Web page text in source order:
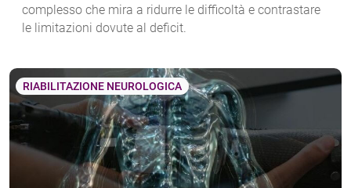
complesso che mira a ridurre le difficoltà e contrastare
le limitazioni dovute al deficit.
RIABILITAZIONE NEUROLOGICA